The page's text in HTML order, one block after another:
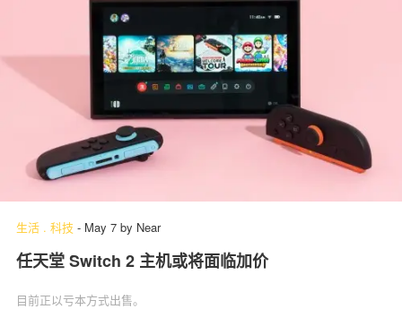
生活 . 科技 - May 7 by Near
任天堂 Switch 2 主机或将面临加价
目前正以亏本方式出售。